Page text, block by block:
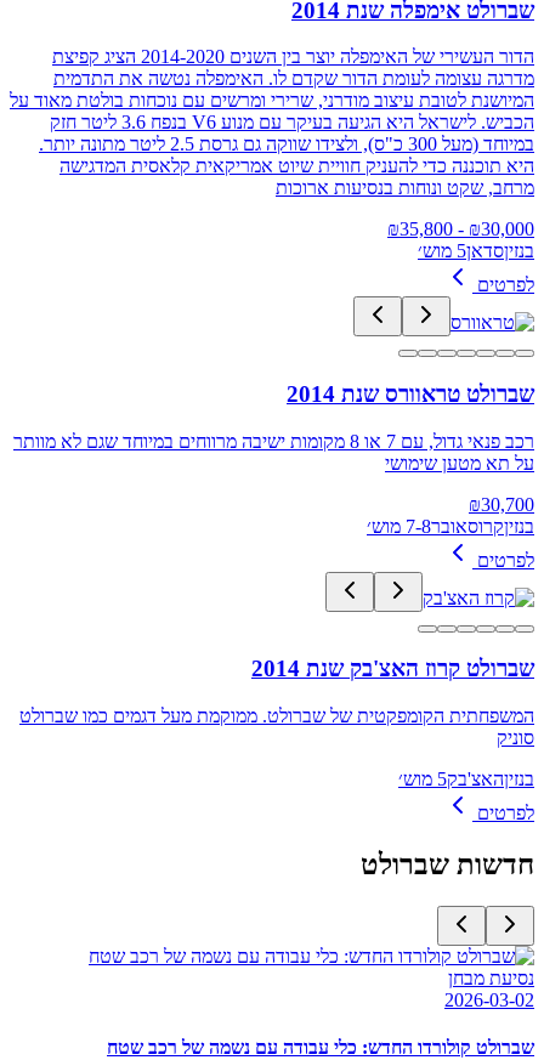
שברולט אימפלה שנת 2014
הדור העשירי של האימפלה יוצר בין השנים 2014-2020 הציג קפיצת
מדרגה עצומה לעומת הדור שקדם לו. האימפלה נטשה את התדמית
המיושנת לטובת עיצוב מודרני, שרירי ומרשים עם נוכחות בולטת מאוד על
הכביש. לישראל היא הגיעה בעיקר עם מנוע V6 בנפח 3.6 ליטר חזק
במיוחד (מעל 300 כ"ס), ולצידו שווקה גם גרסת 2.5 ליטר מתונה יותר.
היא תוכננה כדי להעניק חוויית שיוט אמריקאית קלאסית המדגישה
מרחב, שקט ונוחות בנסיעות ארוכות
₪30,000
- ₪
35,800
בנזיןסדאן5 מוש׳
לפרטים
שברולט טראוורס שנת 2014
רכב פנאי גדול, עם 7 או 8 מקומות ישיבה מרווחים במיוחד שגם לא מוותר
על תא מטען שימושי
₪30,700
בנזיןקרוסאובר7-8 מוש׳
לפרטים
שברולט קרוז האצ'בק שנת 2014
המשפחתית הקומפקטית של שברולט. ממוקמת מעל דגמים כמו שברולט
סוניק
בנזיןהאצ'בק5 מוש׳
לפרטים
חדשות שברולט
נסיעת מבחן
2026-03-02
שברולט קולורדו החדש: כלי עבודה עם נשמה של רכב שטח